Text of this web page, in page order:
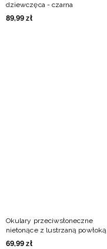
dziewczęca - czarna
89,99 zł
Okulary przeciwsłoneczne
nietonące z lustrzaną powłoką
dziecięce - białe
69,99 zł